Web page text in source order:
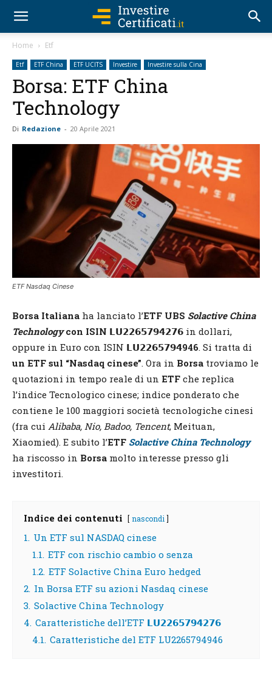
Home Etf
Etf ETF China ETF UCITS Investire Investire sulla Cina
Borsa: ETF China
Technology
Di Redazione - 20 Aprile 2021
ETF Nasdaq Cinese
Borsa Italiana ha lanciato l’ETF UBS Solactive China
Technologycon ISIN 𝗟𝗨𝟮𝟮𝟲𝟱𝟳𝟵𝟰𝟮𝟳𝟲 in dollari,
oppure in Euro con ISIN 𝗟𝗨𝟮𝟮𝟲𝟱𝟳𝟵𝟰946. Si tratta di
un ETF sul “Nasdaq cinese”. Ora in Borsa troviamo le
quotazioni in tempo reale di un ETF che replica
l’indice Tecnologico cinese; indice ponderato che
contiene le 100 maggiori società tecnologiche cinesi
(fra cui Alibaba, Nio, Badoo, Tencent, Meituan,
Xiaomied). E subito l’ETF Solactive China Technology
ha riscosso in Borsa molto interesse presso gli
investitori.
Indice dei contenuti nascondi
1. Un ETF sul NASDAQ cinese
1.1. ETF con rischio cambio o senza
1.2. ETF Solactive China Euro hedged
2. In Borsa ETF su azioni Nasdaq cinese
3. Solactive China Technology
4. Caratteristiche dell’ETF 𝗟𝗨𝟮𝟮𝟲𝟱𝟳𝟵𝟰𝟮𝟳𝟲
4.1. Caratteristiche del ETF LU2265794946